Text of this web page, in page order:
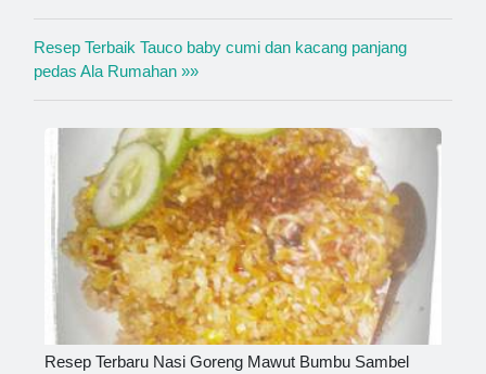
Resep Terbaik Tauco baby cumi dan kacang panjang
pedas Ala Rumahan »»
Resep Terbaru Nasi Goreng Mawut Bumbu Sambel